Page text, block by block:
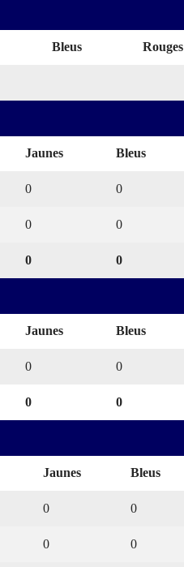
Bleus Rouges
Jaunes Bleus
0 0
0 0
0 0
Jaunes Bleus
0 0
0 0
Jaunes Bleus
0 0
0 0